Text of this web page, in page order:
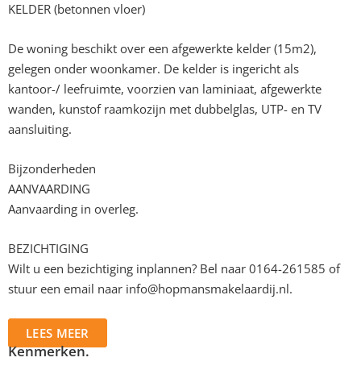
KELDER (betonnen vloer)
De woning beschikt over een afgewerkte kelder (15m2),
gelegen onder woonkamer. De kelder is ingericht als
kantoor-/ leefruimte, voorzien van laminiaat, afgewerkte
wanden, kunstof raamkozijn met dubbelglas, UTP- en TV
aansluiting.
Bijzonderheden
AANVAARDING
Aanvaarding in overleg.
BEZICHTIGING
Wilt u een bezichtiging inplannen? Bel naar 0164-261585 of
stuur een email naar info@hopmansmakelaardij.nl.
LEES MEER
Kenmerken.